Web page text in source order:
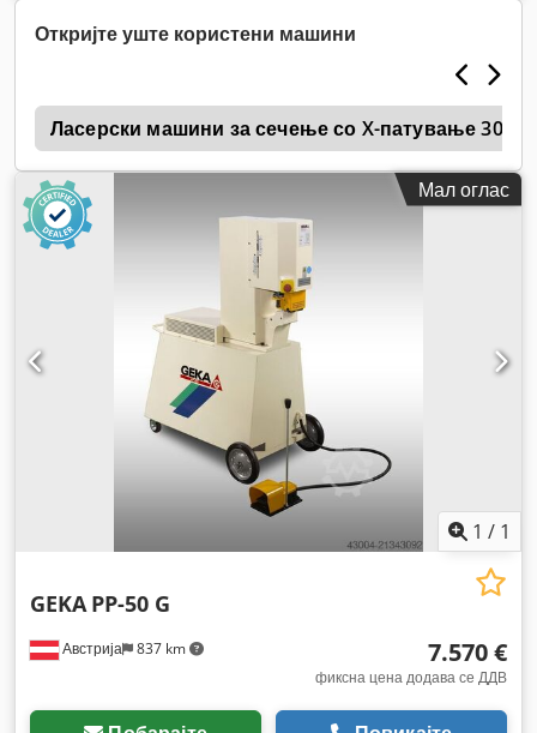
Откријте уште користени машини
Ласерски машини за сечење со X-патување
Мал оглас
1 / 1
Австрија 837 km
GEKA PP-50 G
7.570 €
фиксна цена додава се ДДВ